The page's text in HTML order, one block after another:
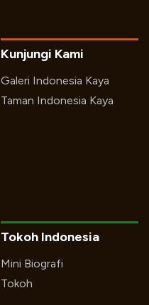
Kunjungi Kami
Galeri Indonesia Kaya
Taman Indonesia Kaya
Tokoh Indonesia
Mini Biografi
Tokoh